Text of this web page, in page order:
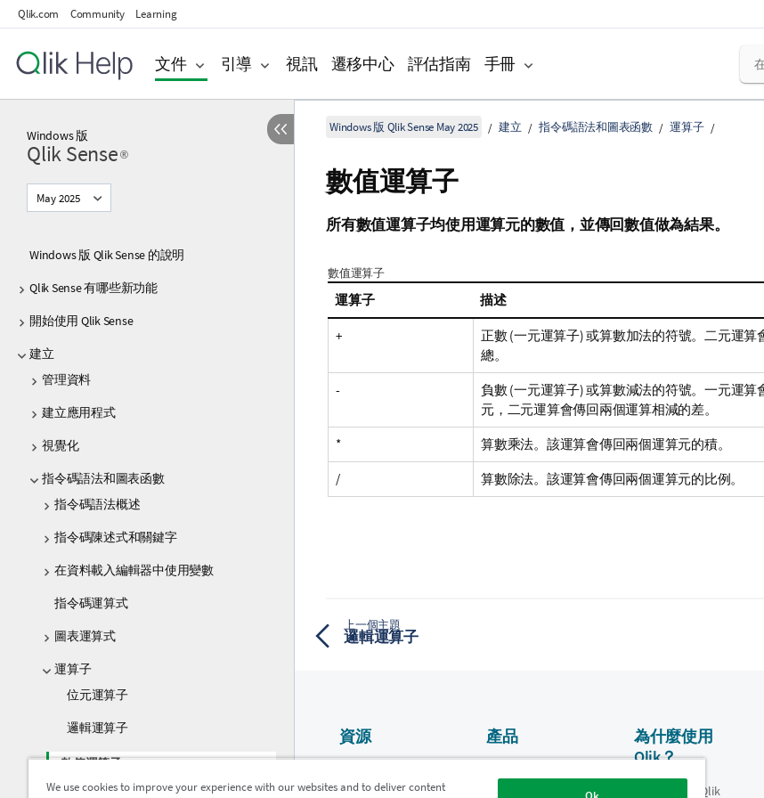
Qlik.com Community Learning
文件 引導 視訊 遷移中心 評估指南 手冊
Windows版
Qlik Sense ®
May 2025
Windows 版 Qlik Sense 的說明
Qlik Sense 有哪些新功能
開始使用 Qlik Sense
建立
管理資料
建立應用程式
視覺化
指令碼語法和圖表函數
指令碼語法概述
指令碼陳述式和關鍵字
在資料載入編輯器中使用變數
指令碼運算式
圖表運算式
運算子
位元運算子
邏輯運算子
數值運算子
Windows 版 Qlik Sense May 2025 建立 指令碼語法和圖表函數 運算子
數值運算子
所有數值運算子均使用運算元的數值，並傳回數值做為結果。
數值運算子
運算子 描述
+
正數 (一元運算子) 或算數加法的符號。二元運算
總。
-
負數 (一元運算子) 或算數減法的符號。一元運算
元，二元運算會傳回兩個運算相減的差。
* 算數乘法。該運算會傳回兩個運算元的積。
/ 算數除法。該運算會傳回兩個運算元的比例。
上一個主題
邏輯運算子
資源 產品
為什麼使用
Qlik？
為什麼使用 Qlik
We use cookies to improve your experience with our websites and to deliver content